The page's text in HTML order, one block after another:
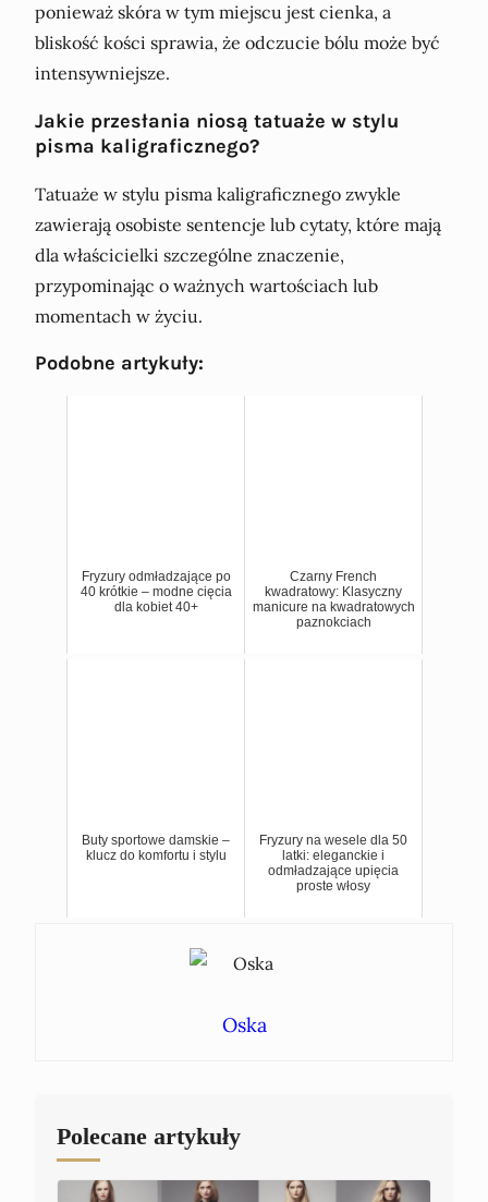
ponieważ skóra w tym miejscu jest cienka, a
bliskość kości sprawia, że odczucie bólu może być
intensywniejsze.
Jakie przesłania niosą tatuaże w stylu
pisma kaligraficznego?
Tatuaże w stylu pisma kaligraficznego zwykle
zawierają osobiste sentencje lub cytaty, które mają
dla właścicielki szczególne znaczenie,
przypominając o ważnych wartościach lub
momentach w życiu.
Podobne artykuły:
Fryzury odmładzające po
40 krótkie – modne cięcia
dla kobiet 40+
Czarny French
kwadratowy: Klasyczny
manicure na kwadratowych
paznokciach
Buty sportowe damskie –
klucz do komfortu i stylu
Fryzury na wesele dla 50
latki: eleganckie i
odmładzające upięcia
proste włosy
Oska
Polecane artykuły